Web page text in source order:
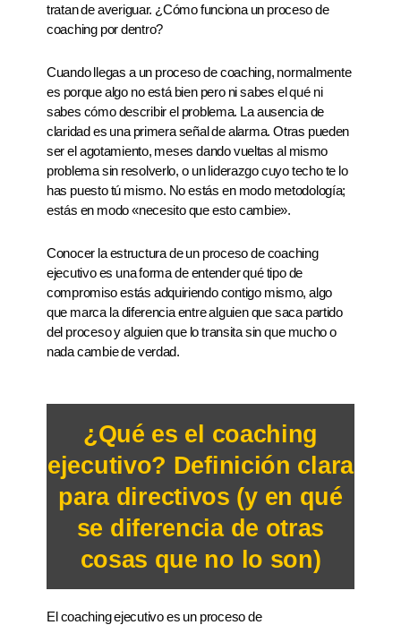
tratan de averiguar. ¿Cómo funciona un proceso de
coaching por dentro?
Cuando llegas a un proceso de coaching, normalmente
es porque algo no está bien pero ni sabes el qué ni
sabes cómo describir el problema. La ausencia de
claridad es una primera señal de alarma. Otras pueden
ser el agotamiento, meses dando vueltas al mismo
problema sin resolverlo, o un liderazgo cuyo techo te lo
has puesto tú mismo. No estás en modo metodología;
estás en modo «necesito que esto cambie».
Conocer la estructura de un proceso de coaching
ejecutivo es una forma de entender qué tipo de
compromiso estás adquiriendo contigo mismo, algo
que marca la diferencia entre alguien que saca partido
del proceso y alguien que lo transita sin que mucho o
nada cambie de verdad.
¿Qué es el coaching
ejecutivo? Definición clara
para directivos (y en qué
se diferencia de otras
cosas que no lo son)
El coaching ejecutivo es un proceso de